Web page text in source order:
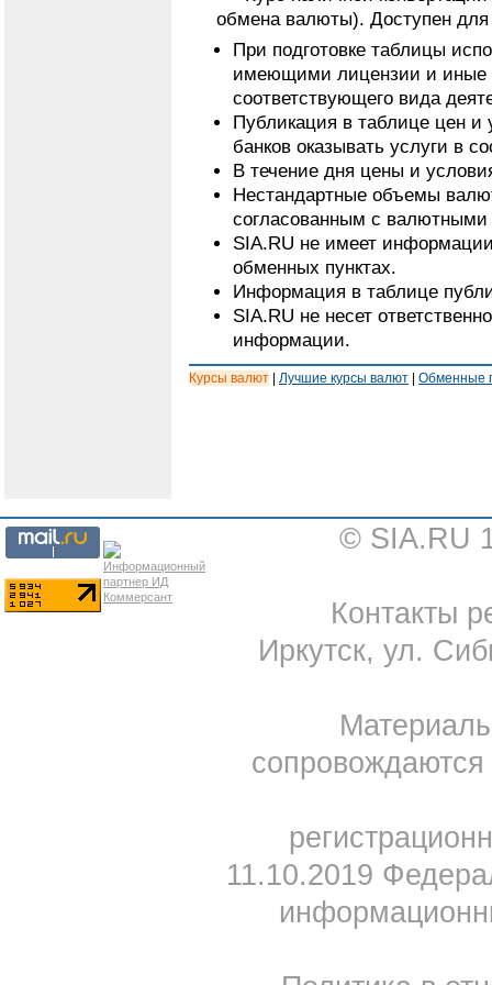
обмена валюты). Доступен для
При подготовке таблицы
имеющими лицензии и иные
соответствующего вида
Публикация в таблице цен и
банков оказывать услуги в
В течение дня цены и
Нестандартные объемы
согласованным с валютными
SIA.RU не имеет
обменных пунктах.
Информация в таблице
SIA.RU не несет
информации.
Курсы валют Лучшие курсы валют Обменные
© SIA.RU
Контакты
Иркутск, ул.
11.10.2019